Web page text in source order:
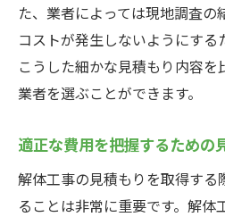
た、業者によっては現地調査の
コストが発生しないようにする
こうした細かな見積もり内容
業者を選ぶことができます。
適正な費用を把握するための
解体工事の見積もりを取得する
ることは非常に重要です。解体